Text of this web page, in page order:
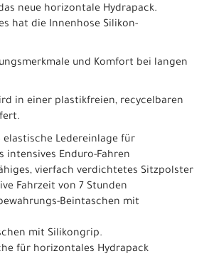
neue horizontale Hydrapack.
hat die Innenhose Silikon-
und Komfort bei langen
in einer plastikfreien, recycelbaren
elastische Ledereinlage für
intensives Enduro-Fahren
vierfach verdichtetes Sitzpolster
Fahrzeit von 7 Stunden
Beintaschen mit
mit Silikongrip.
für horizontales Hydrapack